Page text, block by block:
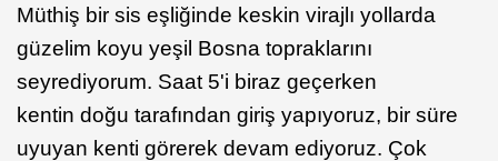
Müthiş bir sis eşliğinde keskin virajlı yollarda
güzelim koyu yeşil Bosna topraklarını
seyrediyorum. Saat 5'i biraz geçerken
kentin doğu tarafından giriş yapıyoruz, bir süre
uyuyan kenti görerek devam ediyoruz. Çok